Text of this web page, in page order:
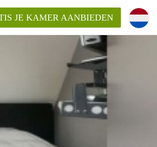
(kamer) in
en wat
JE KAMER AANBIEDEN